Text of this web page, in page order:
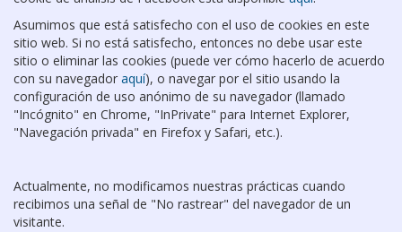
Asumimos que está satisfecho con el uso de cookies en este
sitio web. Si no está satisfecho, entonces no debe usar este
sitio o eliminar las cookies (puede ver cómo hacerlo de acuerdo
con su navegador aquí), o navegar por el sitio usando la
configuración de uso anónimo de su navegador (llamado
"Incógnito" en Chrome, "InPrivate" para Internet Explorer,
"Navegación privada" en Firefox y Safari, etc.).
Actualmente, no modificamos nuestras prácticas cuando
recibimos una señal de "No rastrear" del navegador de un
visitante.